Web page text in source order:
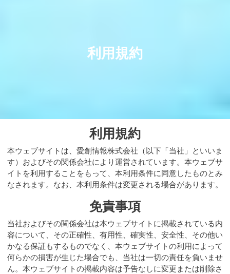
利用規約
利用規約
本ウェブサイトは、愛創情報株式会社（以下「当社」といいま
す）およびその関係会社により運営されています。本ウェブサ
イトを利用することをもって、本利用条件に同意したものとみ
なされます。なお、本利用条件は変更される場合があります。
免責事項
当社およびその関係会社は本ウェブサイトに掲載されている内
容について、その正確性、有用性、確実性、安全性、その他い
かなる保証もするものでなく、本ウェブサイトの利用によって
何らかの損害が生じた場合でも、当社は一切の責任を負いませ
ん。本ウェブサイトの掲載内容は予告なしに変更または削除さ